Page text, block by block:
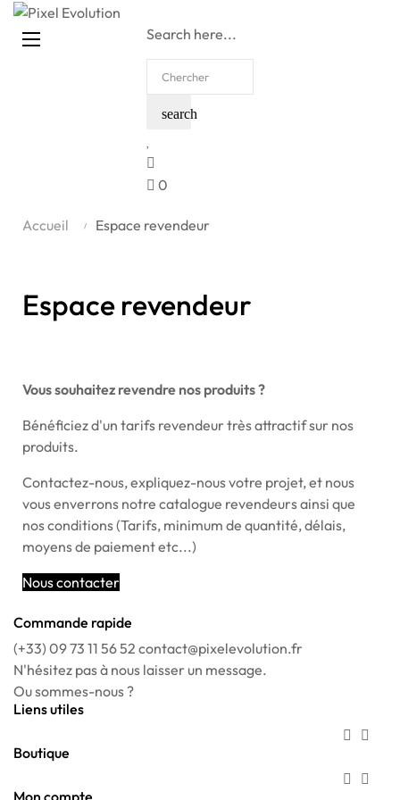
Basculer
☰ Search here...
search
0
Accueil Espace revendeur
Espace revendeur
Vous souhaitez revendre nos produits ?
Bénéficiez d'un tarifs revendeur très attractif sur nos
produits.
Contactez-nous, expliquez-nous votre projet, et nous
vous enverrons notre catalogue revendeurs ainsi que
nos conditions (Tarifs, minimum de quantité, délais,
moyens de paiement etc...)
Nous contacter
Commande rapide
(+33) 09 73 11 56 52 contact@pixelevolution.fr
N'hésitez pas à nous laisser un message.
Ou sommes-nous ?
Liens utiles
 
Boutique
 
Mon compte